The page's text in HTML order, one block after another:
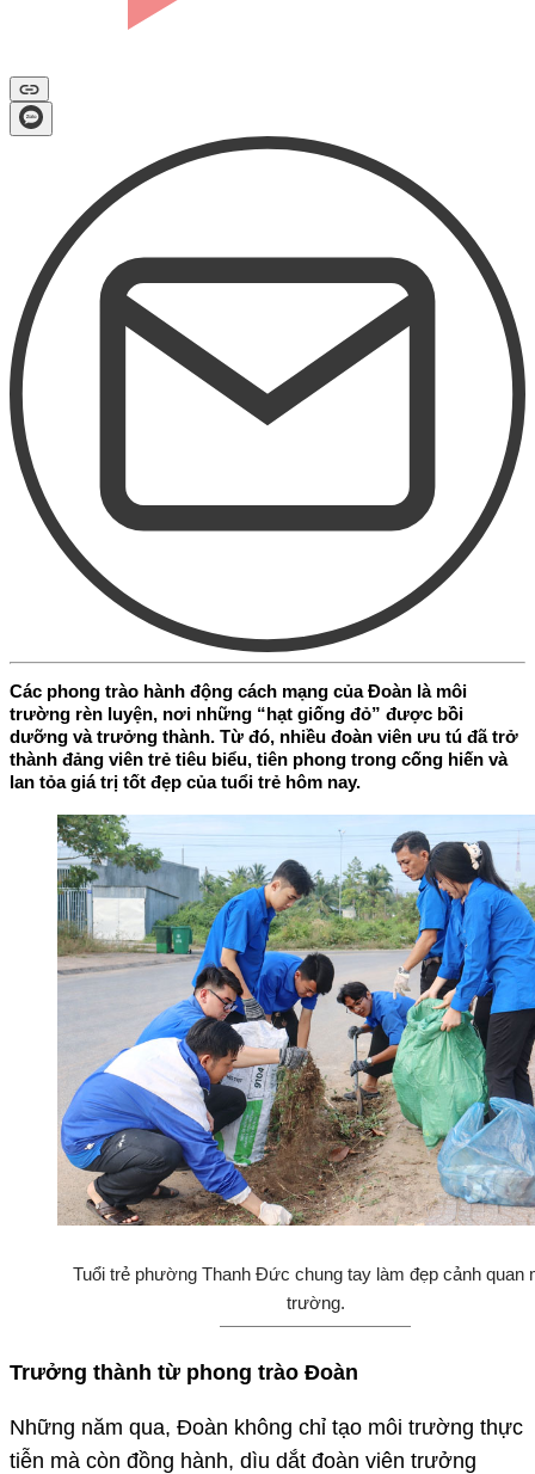
Các phong trào hành động cách mạng của Đoàn là môi
trường rèn luyện, nơi những “hạt giống đỏ” được bồi
dưỡng và trưởng thành. Từ đó, nhiều đoàn viên ưu tú đã trở
thành đảng viên trẻ tiêu biểu, tiên phong trong cống hiến và
lan tỏa giá trị tốt đẹp của tuổi trẻ hôm nay.
Tuổi trẻ phường Thanh Đức chung tay làm đẹp cảnh quan
trường.
Trưởng thành từ phong trào Đoàn
Những năm qua, Đoàn không chỉ tạo môi trường thực
tiễn mà còn đồng hành, dìu dắt đoàn viên trưởng